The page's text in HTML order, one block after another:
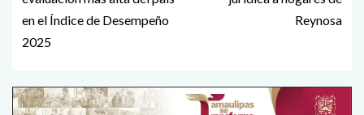
en el Índice de Desempeño
2025
Reynosa